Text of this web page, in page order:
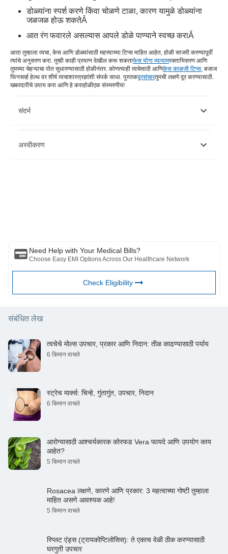
डोळ्यांना स्पर्श करणे किंवा चोळणे टाळा, कारण यामुळे डोळ्यांना
जळजळ होऊ शकतेÂ
आत रंग फवारले असल्यास आपले डोळे पाण्याने स्वच्छ कराÂ
आता तुम्हाला त्वचा, केस आणि डोळ्यांसाठी महत्त्वाच्या टिप्स माहित आहेत, होळी साजरी करण्यापूर्वी
त्यांचे अनुसरण करा. तुम्ही काही प्रयत्न देखील करू शकताफेस योगा व्यायामरक्ताभिसरण आणि
तुमच्या चेहऱ्याचा पोत सुधारण्यासाठी होळीनंतर. कोणत्याही त्वचेसाठी आणिकेस काळजी टिप्स, बजाज
फिनसर्व्ह हेल्थ वर शीर्ष त्वचाशास्त्रज्ञांशी संपर्क साधा. पुस्तकदूरसंचारतुमची लक्षणे दूर करण्यासाठी.
खबरदारीचे उपाय करा आणि हे कराहोळीएक संस्मरणीय!
संदर्भ
https://www.nature.com/articles/eye2017223
अस्वीकरण
Need Help with Your Medical Bills?
Choose Easy EMI Options Across Our Healthcare Network
Check Eligibility
संबंधित लेख
त्वचेचे मोल्स उपचार, प्रकार आणि निदान: तीळ काढण्यासाठी पर्याय
6 किमान वाचले
स्ट्रेच मार्क्स: चिन्हे, गुंतागुंत, उपचार, निदान
6 किमान वाचले
आरोग्यासाठी आश्चर्यकारक कोरफड Vera फायदे आणि उपयोग काय
आहेत?
5 किमान वाचले
Rosacea लक्षणे, कारणे आणि प्रकार: 3 महत्वाच्या गोष्टी तुम्हाला
माहित असणे आवश्यक आहे!
5 किमान वाचले
स्प्लिट एंड्स (ट्रायकोप्टिलोसिस): ते एकाच वेळी ठीक करण्यासाठी
घरगुती उपचार